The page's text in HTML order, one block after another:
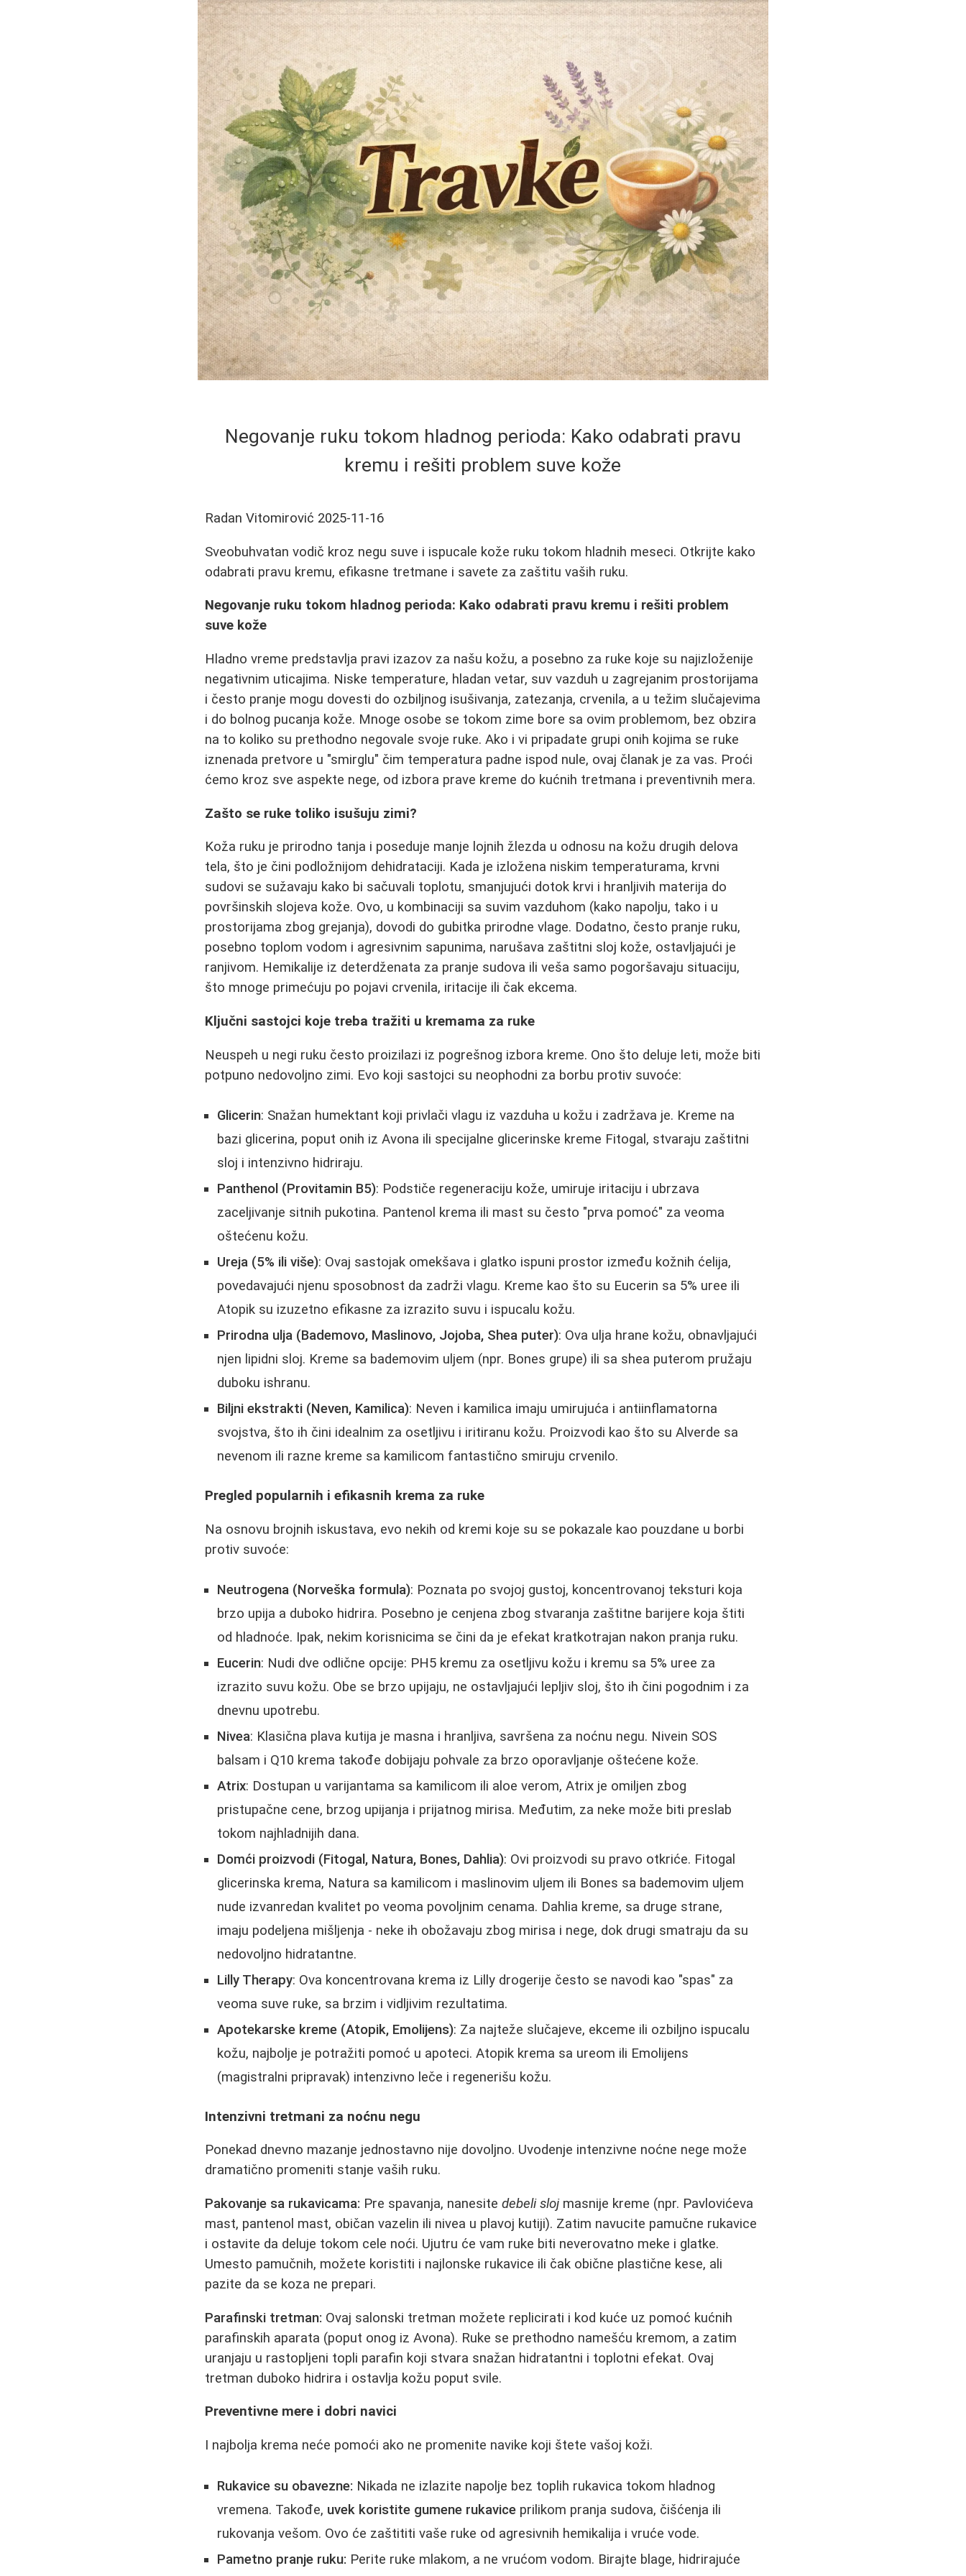
Negovanje ruku tokom hladnog perioda: Kako odabrati pravu
kremu i rešiti problem suve kože
Radan Vitomirović 2025-11-16
Sveobuhvatan vodič kroz negu suve i ispucale kože ruku tokom hladnih meseci. Otkrijte kako
odabrati pravu kremu, efikasne tretmane i savete za zaštitu vaših ruku.
Negovanje ruku tokom hladnog perioda: Kako odabrati pravu kremu i rešiti problem
suve kože
Hladno vreme predstavlja pravi izazov za našu kožu, a posebno za ruke koje su najizloženije
negativnim uticajima. Niske temperature, hladan vetar, suv vazduh u zagrejanim prostorijama
i često pranje mogu dovesti do ozbiljnog isušivanja, zatezanja, crvenila, a u težim slučajevima
i do bolnog pucanja kože. Mnoge osobe se tokom zime bore sa ovim problemom, bez obzira
na to koliko su prethodno negovale svoje ruke. Ako i vi pripadate grupi onih kojima se ruke
iznenada pretvore u "smirglu" čim temperatura padne ispod nule, ovaj članak je za vas. Proći
ćemo kroz sve aspekte nege, od izbora prave kreme do kućnih tretmana i preventivnih mera.
Zašto se ruke toliko isušuju zimi?
Koža ruku je prirodno tanja i poseduje manje lojnih žlezda u odnosu na kožu drugih delova
tela, što je čini podložnijom dehidrataciji. Kada je izložena niskim temperaturama, krvni
sudovi se sužavaju kako bi sačuvali toplotu, smanjujući dotok krvi i hranljivih materija do
površinskih slojeva kože. Ovo, u kombinaciji sa suvim vazduhom (kako napolju, tako i u
prostorijama zbog grejanja), dovodi do gubitka prirodne vlage. Dodatno, često pranje ruku,
posebno toplom vodom i agresivnim sapunima, narušava zaštitni sloj kože, ostavljajući je
ranjivom. Hemikalije iz deterdženata za pranje sudova ili veša samo pogoršavaju situaciju,
što mnoge primećuju po pojavi crvenila, iritacije ili čak ekcema.
Ključni sastojci koje treba tražiti u kremama za ruke
Neuspeh u negi ruku često proizilazi iz pogrešnog izbora kreme. Ono što deluje leti, može biti
potpuno nedovoljno zimi. Evo koji sastojci su neophodni za borbu protiv suvoće:
Glicerin: Snažan humektant koji privlači vlagu iz vazduha u kožu i zadržava je. Kreme na
bazi glicerina, poput onih iz Avona ili specijalne glicerinske kreme Fitogal, stvaraju zaštitni
sloj i intenzivno hidriraju.
Panthenol (Provitamin B5): Podstiče regeneraciju kože, umiruje iritaciju i ubrzava
zaceljivanje sitnih pukotina. Pantenol krema ili mast su često "prva pomoć" za veoma
oštećenu kožu.
Ureja (5% ili više): Ovaj sastojak omekšava i glatko ispuni prostor između kožnih ćelija,
povedavajući njenu sposobnost da zadrži vlagu. Kreme kao što su Eucerin sa 5% uree ili
Atopik su izuzetno efikasne za izrazito suvu i ispucalu kožu.
Prirodna ulja (Bademovo, Maslinovo, Jojoba, Shea puter): Ova ulja hrane kožu, obnavljajući
njen lipidni sloj. Kreme sa bademovim uljem (npr. Bones grupe) ili sa shea puterom pružaju
duboku ishranu.
Biljni ekstrakti (Neven, Kamilica): Neven i kamilica imaju umirujuća i antiinflamatorna
svojstva, što ih čini idealnim za osetljivu i iritiranu kožu. Proizvodi kao što su Alverde sa
nevenom ili razne kreme sa kamilicom fantastično smiruju crvenilo.
Pregled popularnih i efikasnih krema za ruke
Na osnovu brojnih iskustava, evo nekih od kremi koje su se pokazale kao pouzdane u borbi
protiv suvoće:
Neutrogena (Norveška formula): Poznata po svojoj gustoj, koncentrovanoj teksturi koja
brzo upija a duboko hidrira. Posebno je cenjena zbog stvaranja zaštitne barijere koja štiti
od hladnoće. Ipak, nekim korisnicima se čini da je efekat kratkotrajan nakon pranja ruku.
Eucerin: Nudi dve odlične opcije: PH5 kremu za osetljivu kožu i kremu sa 5% uree za
izrazito suvu kožu. Obe se brzo upijaju, ne ostavljajući lepljiv sloj, što ih čini pogodnim i za
dnevnu upotrebu.
Nivea: Klasična plava kutija je masna i hranljiva, savršena za noćnu negu. Nivein SOS
balsam i Q10 krema takođe dobijaju pohvale za brzo oporavljanje oštećene kože.
Atrix: Dostupan u varijantama sa kamilicom ili aloe verom, Atrix je omiljen zbog
pristupačne cene, brzog upijanja i prijatnog mirisa. Međutim, za neke može biti preslab
tokom najhladnijih dana.
Domći proizvodi (Fitogal, Natura, Bones, Dahlia): Ovi proizvodi su pravo otkriće. Fitogal
glicerinska krema, Natura sa kamilicom i maslinovim uljem ili Bones sa bademovim uljem
nude izvanredan kvalitet po veoma povoljnim cenama. Dahlia kreme, sa druge strane,
imaju podeljena mišljenja - neke ih obožavaju zbog mirisa i nege, dok drugi smatraju da su
nedovoljno hidratantne.
Lilly Therapy: Ova koncentrovana krema iz Lilly drogerije često se navodi kao "spas" za
veoma suve ruke, sa brzim i vidljivim rezultatima.
Apotekarske kreme (Atopik, Emolijens): Za najteže slučajeve, ekceme ili ozbiljno ispucalu
kožu, najbolje je potražiti pomoć u apoteci. Atopik krema sa ureom ili Emolijens
(magistralni pripravak) intenzivno leče i regenerišu kožu.
Intenzivni tretmani za noćnu negu
Ponekad dnevno mazanje jednostavno nije dovoljno. Uvodenje intenzivne noćne nege može
dramatično promeniti stanje vaših ruku.
Pakovanje sa rukavicama: Pre spavanja, nanesitedebeli slojmasnije kreme (npr. Pavlovićeva
mast, pantenol mast, običan vazelin ili nivea u plavoj kutiji). Zatim navucite pamučne rukavice
i ostavite da deluje tokom cele noći. Ujutru će vam ruke biti neverovatno meke i glatke.
Umesto pamučnih, možete koristiti i najlonske rukavice ili čak obične plastične kese, ali
pazite da se koza ne prepari.
Parafinski tretman: Ovaj salonski tretman možete replicirati i kod kuće uz pomoć kućnih
parafinskih aparata (poput onog iz Avona). Ruke se prethodno namešću kremom, a zatim
uranjaju u rastopljeni topli parafin koji stvara snažan hidratantni i toplotni efekat. Ovaj
tretman duboko hidrira i ostavlja kožu poput svile.
Preventivne mere i dobri navici
I najbolja krema neće pomoći ako ne promenite navike koji štete vašoj koži.
Rukavice su obavezne: Nikada ne izlazite napolje bez toplih rukavica tokom hladnog
vremena. Takođe, uvek koristite gumene rukavice prilikom pranja sudova, čišćenja ili
rukovanja vešom. Ovo će zaštititi vaše ruke od agresivnih hemikalija i vruće vode.
Pametno pranje ruku: Perite ruke mlakom, a ne vrućom vodom. Birajte blage, hidrirajuće